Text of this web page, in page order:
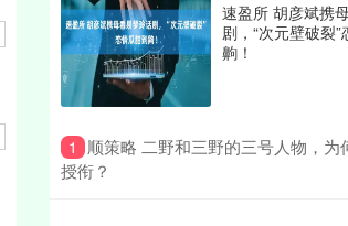
速盈所 胡彦斌携
剧，“次元壁破裂
齁！
1
顺策略 二野和三野的三号人物，为
授衔？